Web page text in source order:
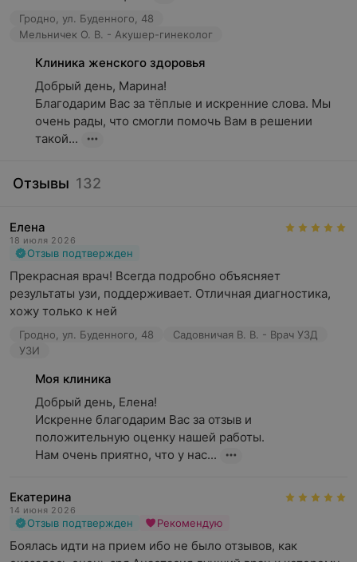
Гродно, ул. Буденного, 48
Мельничек О. В. - Акушер-гинеколог
Клиника женского здоровья
Добрый день, Марина!
Благодарим Вас за тёплые и искренние слова. Мы
очень рады, что смогли помочь Вам в решении
такой...
Отзывы 132
Елена
18 июля 2026
Отзыв подтвержден
Прекрасная врач! Всегда подробно объясняет
результаты узи, поддерживает. Отличная диагностика,
хожу только к ней
Гродно, ул. Буденного, 48
Садовничая В. В. - Врач УЗД
УЗИ
Моя клиника
Добрый день, Елена!
Искренне благодарим Вас за отзыв и
положительную оценку нашей работы.
Нам очень приятно, что у нас...
Екатерина
14 июня 2026
Отзыв подтвержден Рекомендую
Боялась идти на прием ибо не было отзывов, как